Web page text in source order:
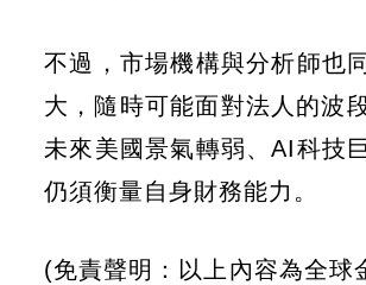
不過，市場機構與分析師也
大，隨時可能面對法人的波
未來美國景氣轉弱、AI科技
仍須衡量自身財務能力。
(免責聲明：以上內容為全球